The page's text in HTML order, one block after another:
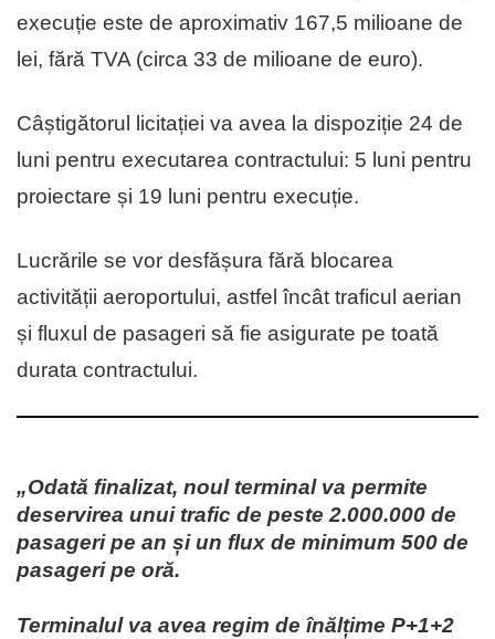
execuție este de aproximativ 167,5 milioane de
lei, fără TVA (circa 33 de milioane de euro).
Câștigătorul licitației va avea la dispoziție 24 de
luni pentru executarea contractului: 5 luni pentru
proiectare și 19 luni pentru execuție.
Lucrările se vor desfășura fără blocarea
activității aeroportului, astfel încât traficul aerian
și fluxul de pasageri să fie asigurate pe toată
durata contractului.
„Odată finalizat, noul terminal va permite
deservirea unui trafic de peste 2.000.000 de
pasageri pe an și un flux de minimum 500 de
pasageri pe oră.
Terminalul va avea regim de înălțime P+1+2